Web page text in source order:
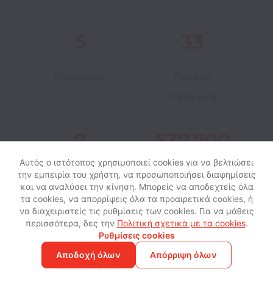
7
Πηγές Νερού
537.700
φιάλες/
ώρα
Δυναμικότητα
Παραγωγής
Αυτός ο ιστότοπος χρησιμοποιεί cookies για να βελτιώσει
την εμπειρία του χρήστη, να προσωποποιήσει διαφημίσεις
και να αναλύσει την κίνηση. Μπορείς να αποδεχτείς όλα
τα cookies, να απορρίψεις όλα τα προαιρετικά cookies, ή
να διαχειριστείς τις ρυθμίσεις των cookies. Για να μάθεις
περισσότερα, δες την Πολιτική σχετικά με τα cookies.
Ρυθμίσεις cookies
Αποδοχή όλων
Απόρριψη όλων